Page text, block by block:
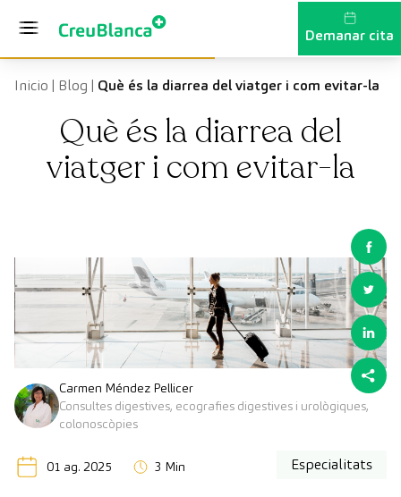
Demanar cita
Inicio | Blog | Què és la diarrea del viatger i com evitar-la
Què és la diarrea del
viatger i com evitar-la
Carmen Méndez Pellicer
Consultes digestives, ecografies digestives i urològiques,
colonoscòpies
01 ag. 2025 3 Min Especialitats